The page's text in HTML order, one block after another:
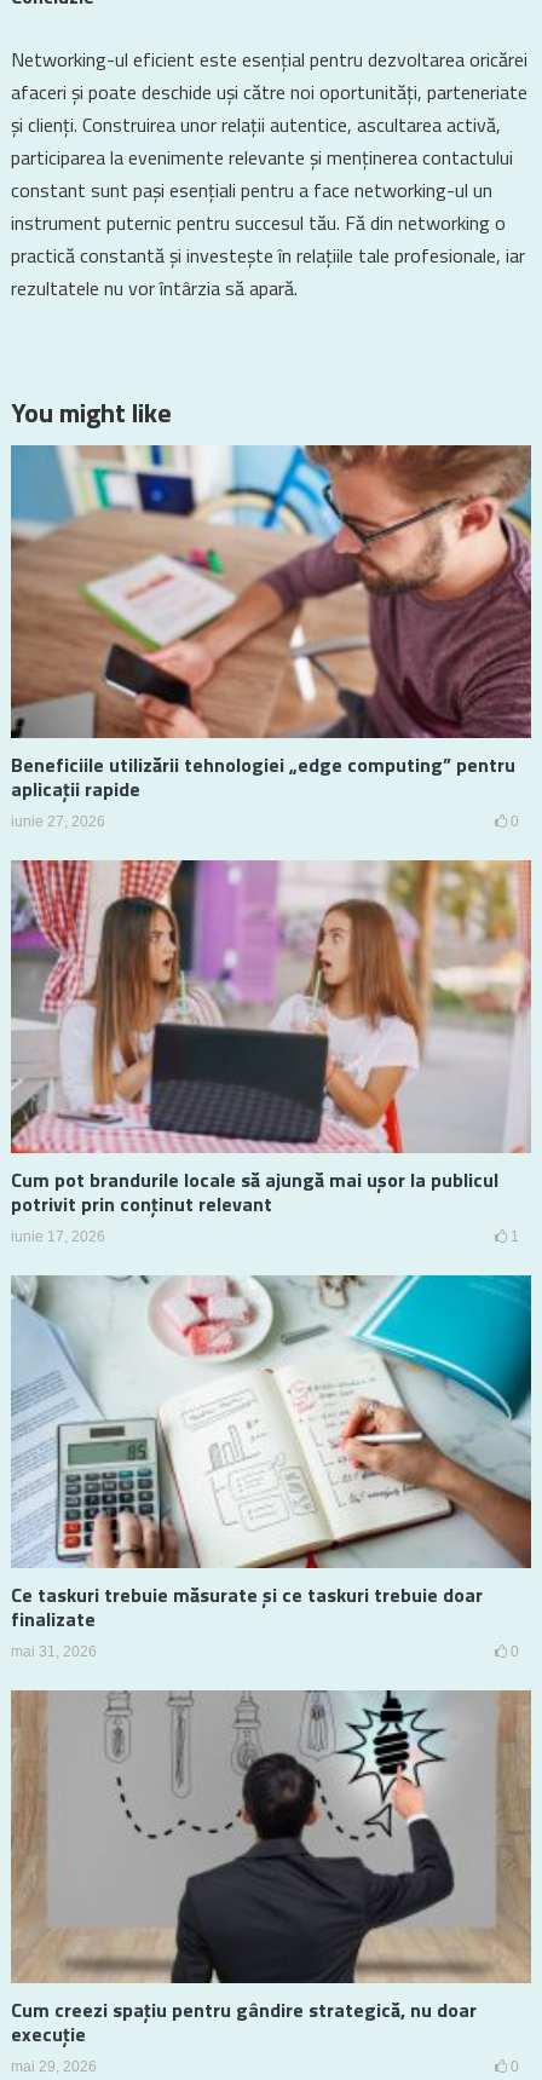
Networking-ul eficient este esențial pentru dezvoltarea oricărei
afaceri și poate deschide uși către noi oportunități, parteneriate
și clienți. Construirea unor relații autentice, ascultarea activă,
participarea la evenimente relevante și menținerea contactului
constant sunt pași esențiali pentru a face networking-ul un
instrument puternic pentru succesul tău. Fă din networking o
practică constantă și investește în relațiile tale profesionale, iar
rezultatele nu vor întârzia să apară.
You might like
Beneficiile utilizării tehnologiei „edge computing” pentru
aplicații rapide
iunie 27, 2026 0
Cum pot brandurile locale să ajungă mai ușor la publicul
potrivit prin conținut relevant
iunie 17, 2026 1
Ce taskuri trebuie măsurate și ce taskuri trebuie doar
finalizate
mai 31, 2026 0
Cum creezi spațiu pentru gândire strategică, nu doar
execuție
mai 29, 2026 0